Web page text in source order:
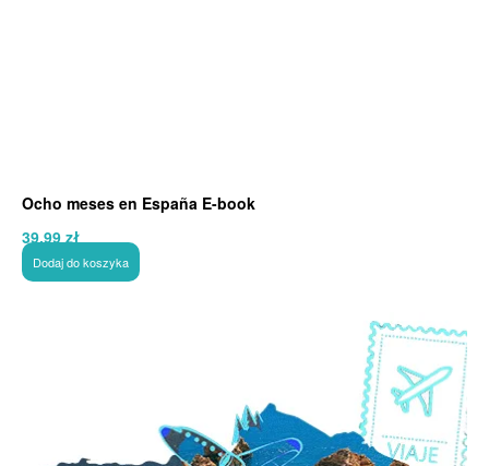
Ocho meses en España E-book
39,99zł
Dodaj do koszyka